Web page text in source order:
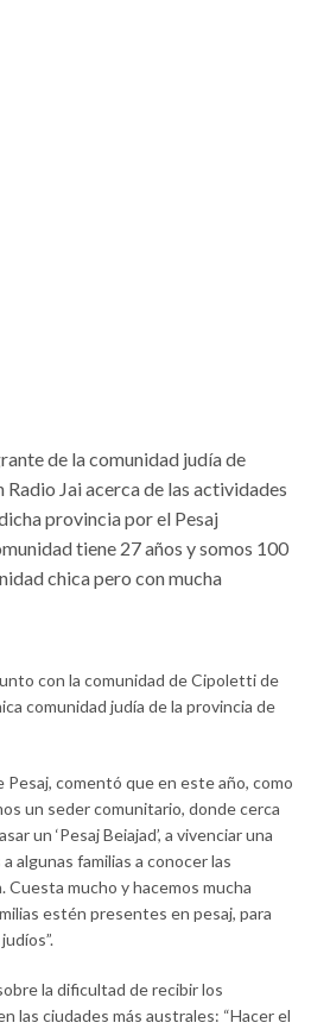
de la comunidad judía de
Radio Jai acerca de las actividades
provincia por el Pesaj
tiene 27 años y somos 100
chica pero con mucha
con la comunidad de Cipoletti de
comunidad judía de la provincia de
Pesaj, comentó que en este año, como
un seder comunitario, donde cerca
un ‘Pesaj Beiajad’, a vivenciar una
algunas familias a conocer las
mucho y hacemos mucha
estén presentes en pesaj, para
la dificultad de recibir los
las ciudades más australes: “Hacer el